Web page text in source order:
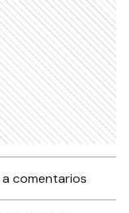
comentarios